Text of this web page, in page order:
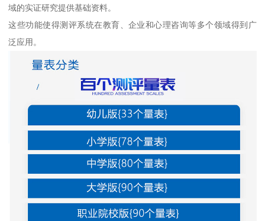
域的实证研究提供基础资料。
这些功能使得测评系统在教育、企业和心理咨询等多个领域得到广
泛应用。